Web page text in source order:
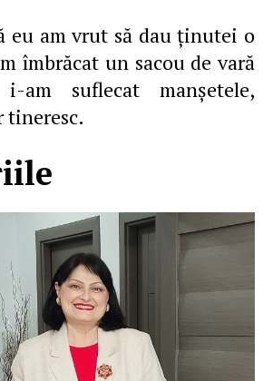
eu am vrut să dau ţinutei o
îmbrăcat un sacou de vară
am suflecat manşetele,
tineresc.